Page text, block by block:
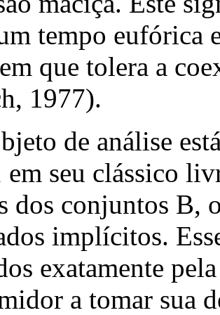
tempo eufórica
que tolera a
1977).
de análise
em seu clássico
dos conjuntos B,
implícitos.
exatamente
a tomar sua